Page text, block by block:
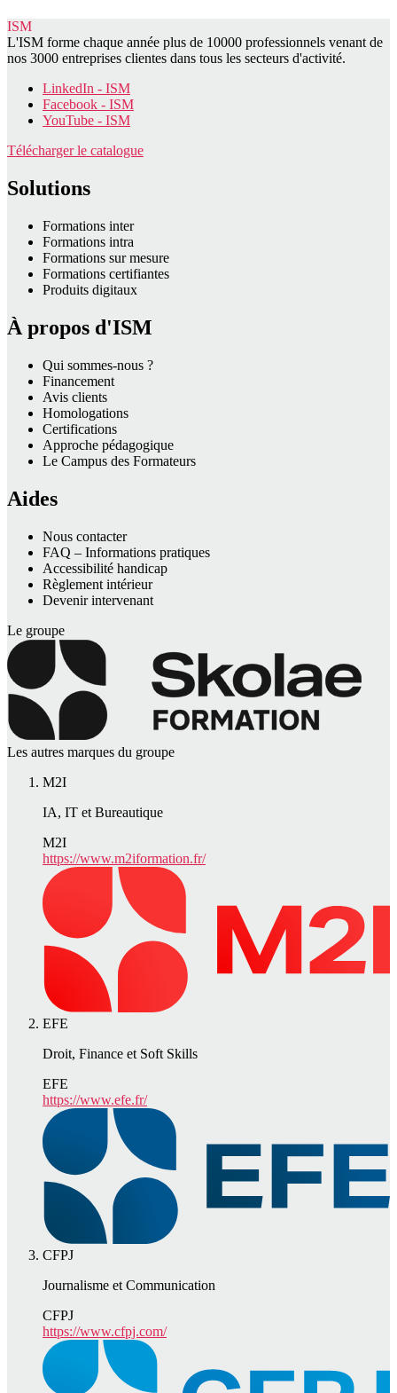
ISM
L'ISM forme chaque année plus de 10000 professionnels venant de
nos 3000 entreprises clientes dans tous les secteurs d'activité.
LinkedIn - ISM
Facebook - ISM
YouTube - ISM
Télécharger le catalogue
Solutions
Formations inter
Formations intra
Formations sur mesure
Formations certifiantes
Produits digitaux
À propos d'ISM
Qui sommes-nous ?
Financement
Avis clients
Homologations
Certifications
Approche pédagogique
Le Campus des Formateurs
Aides
Nous contacter
FAQ – Informations pratiques
Accessibilité handicap
Règlement intérieur
Devenir intervenant
Le groupe
Les autres marques du groupe
M2I
IA, IT et Bureautique
M2I
https://www.m2iformation.fr/
EFE
Droit, Finance et Soft Skills
EFE
https://www.efe.fr/
CFPJ
Journalisme et Communication
CFPJ
https://www.cfpj.com/